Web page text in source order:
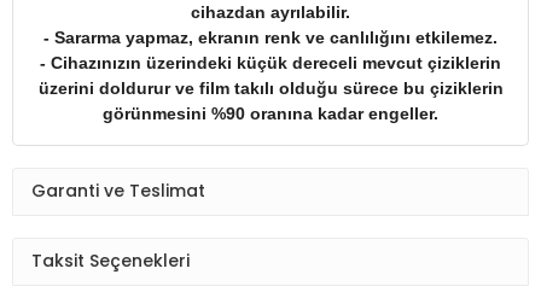
cihazdan ayrılabilir.
- Sararma yapmaz, ekranın renk ve canlılığını etkilemez.
- Cihazınızın üzerindeki küçük dereceli mevcut çiziklerin
üzerini doldurur ve film takılı olduğu sürece bu çiziklerin
görünmesini %90 oranına kadar engeller.
Garanti ve Teslimat
Taksit Seçenekleri